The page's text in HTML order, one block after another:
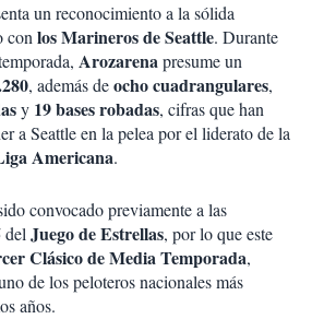
un reconocimiento a la sólida
conlos Marineros de Seattle. Durante
Arozarenapresume un
, además deocho cuadrangulares,
y 19 bases robadas, cifras que han
a Seattle en la pelea por el liderato de la
Americana.
convocado previamente a las
delJuego de Estrellas, por lo que este
Clásico de Media Temporada,
de los peloteros nacionales más
años.